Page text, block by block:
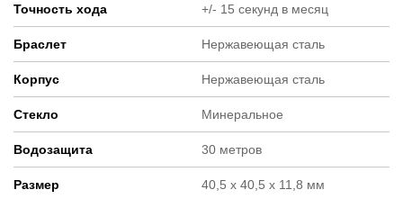
Точность хода +/- 15 секунд в месяц
Браслет Нержавеющая сталь
Корпус Нержавеющая сталь
Стекло Минеральное
Водозащита 30 метров
Размер 40,5 х 40,5 х 11,8 мм